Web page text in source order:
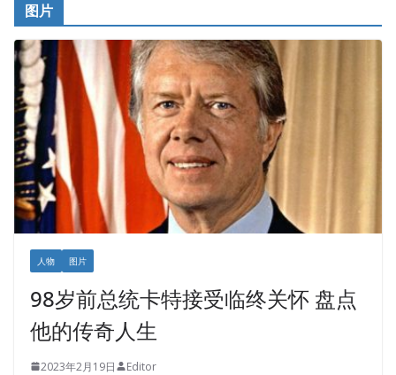
图片
人物 图片
98岁前总统卡特接受临终关怀 盘点
他的传奇人生
2023年2月19日 Editor